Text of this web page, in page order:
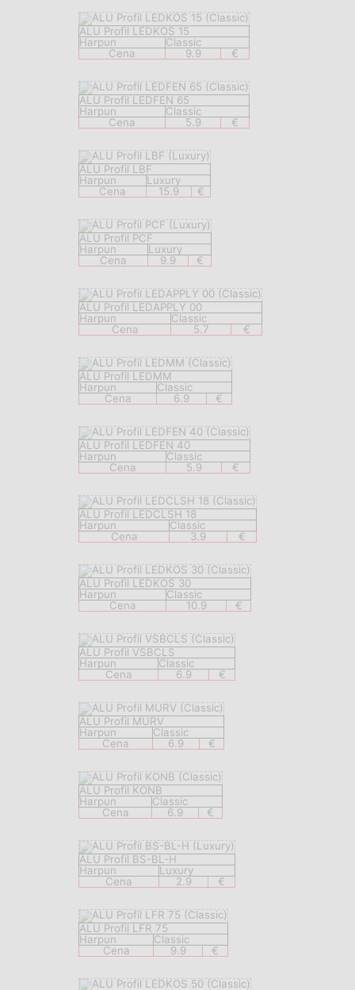
ALU Profil LEDKOS 15
Harpun
Classic
Cena
9.9 €
ALU Profil LEDFEN 65
Harpun
Classic
Cena
5.9 €
ALU Profil LBF
Harpun
Luxury
Cena
15.9 €
ALU Profil PCF
Harpun
Luxury
Cena
9.9 €
ALU Profil LEDAPPLY 00
Harpun
Classic
Cena
5.7 €
ALU Profil LEDMM
Harpun
Classic
Cena
6.9 €
ALU Profil LEDFEN 40
Harpun
Classic
Cena
5.9 €
ALU Profil LEDCLSH 18
Harpun
Classic
Cena
3.9 €
ALU Profil LEDKOS 30
Harpun
Classic
Cena
10.9 €
ALU Profil VSBCLS
Harpun
Classic
Cena
6.9 €
ALU Profil MURV
Harpun
Classic
Cena
6.9 €
ALU Profil KONB
Harpun
Classic
Cena
6.9 €
ALU Profil BS-BL-H
Harpun
Luxury
Cena
2.9 €
ALU Profil LFR 75
Harpun
Classic
Cena
9.9 €